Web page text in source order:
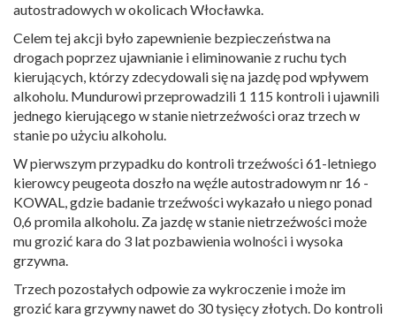
autostradowych w okolicach Włocławka.
Celem tej akcji było zapewnienie bezpieczeństwa na
drogach poprzez ujawnianie i eliminowanie z ruchu tych
kierujących, którzy zdecydowali się na jazdę pod wpływem
alkoholu. Mundurowi przeprowadzili 1 115 kontroli i ujawnili
jednego kierującego w stanie nietrzeźwości oraz trzech w
stanie po użyciu alkoholu.
W pierwszym przypadku do kontroli trzeźwości 61-letniego
kierowcy peugeota doszło na węźle autostradowym nr 16 -
KOWAL, gdzie badanie trzeźwości wykazało u niego ponad
0,6 promila alkoholu. Za jazdę w stanie nietrzeźwości może
mu grozić kara do 3 lat pozbawienia wolności i wysoka
grzywna.
Trzech pozostałych odpowie za wykroczenie i może im
grozić kara grzywny nawet do 30 tysięcy złotych. Do kontroli